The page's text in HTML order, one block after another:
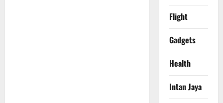
Flight
Gadgets
Health
Intan Jaya